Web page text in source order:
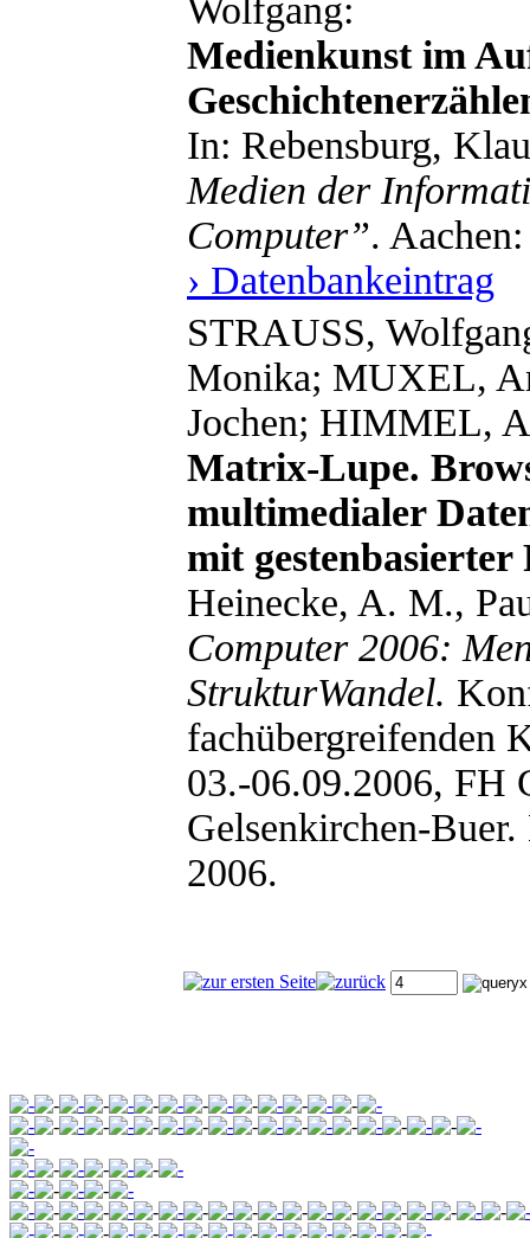
Wolfgang:
Medienkunst im
In: Rebensburg,
Medien der
Computer”.
› Datenbankeintrag
STRAUSS,
Monika; MUXEL,
Jochen; HIMMEL,
Matrix-Lupe.
multimedialer
mit gestenbasierter
Heinecke, A. M.,
Computer 2006:
StrukturWandel.
fachübergreifenden
03.-06.09.2006, FH
Gelsenkirchen-
2006.